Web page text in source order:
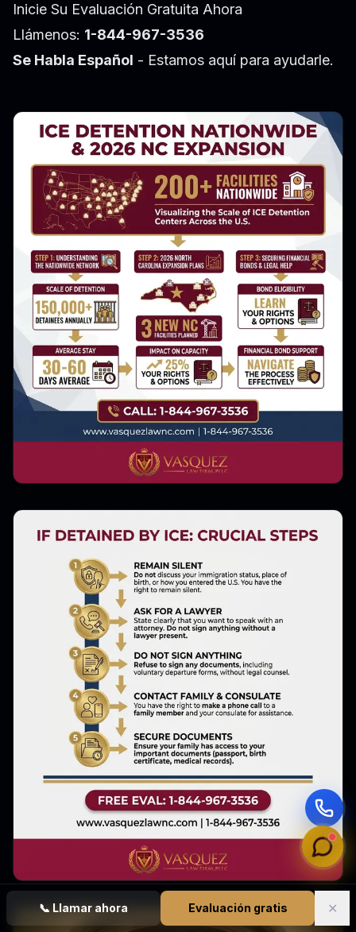
📞Llamar ahora Evaluación gratis ✕
Inicie Su Evaluación Gratuita Ahora
Llámenos: 1-844-967-3536
Se Habla Español - Estamos aquí para ayudarle.